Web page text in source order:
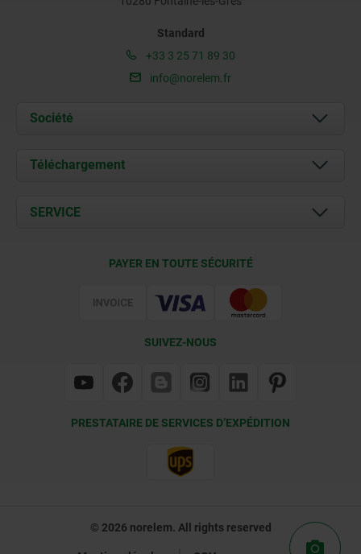
Standard
+33 3 25 71 89 30
info@norelem.fr
Société
À propos de nous
Contact
Téléchargement
Documents
SERVICE
PAYER EN TOUTE SÉCURITÉ
SUIVEZ-NOUS
PRESTATAIRE DE SERVICES D’EXPÉDITION
© 2026 norelem. All rights reserved